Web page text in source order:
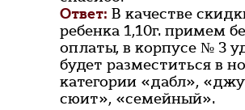
Ответ: В качестве
ребенка 1,10г. примем
оплаты, в корпусе № 3
будет разместиться в
категории «дабл»,
сюит», «семейный».